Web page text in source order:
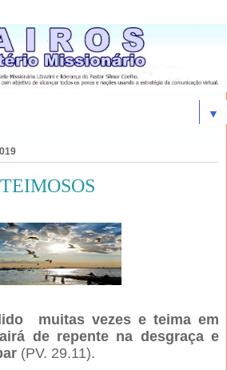
▼
muitas vezes e teima em
de repente na desgraça e
(PV. 29.11).